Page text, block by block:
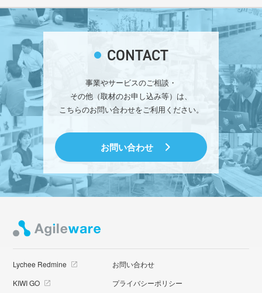
CONTACT
事業やサービスのご相談・
その他（取材のお申し込み等）は、
こちらのお問い合わせをご利用ください。
お問い合わせ
Lychee Redmine
KIWI GO
お問い合わせ
プライバシーポリシー